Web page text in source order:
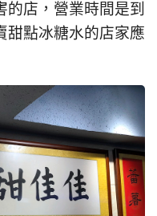
店，營業時間是到
甜點冰糖水的店家應